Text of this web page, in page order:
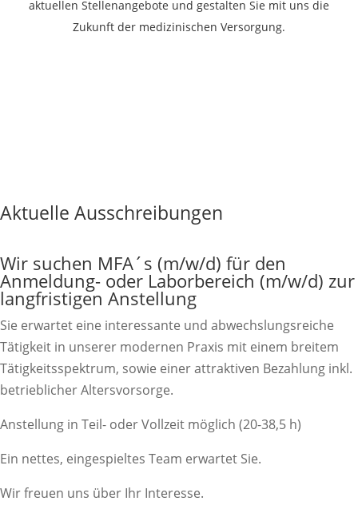
aktuellen Stellenangebote und gestalten Sie mit uns die
Zukunft der medizinischen Versorgung.
Aktuelle Ausschreibungen
Wir suchen MFA´s (m/w/d) für den
Anmeldung- oder Laborbereich (m/w/d) zur
langfristigen Anstellung
Sie erwartet eine interessante und abwechslungsreiche
Tätigkeit in unserer modernen Praxis mit einem breitem
Tätigkeitsspektrum, sowie einer attraktiven Bezahlung inkl.
betrieblicher Altersvorsorge.
Anstellung in Teil- oder Vollzeit möglich (20-38,5 h)
Ein nettes, eingespieltes Team erwartet Sie.
Wir freuen uns über Ihr Interesse.